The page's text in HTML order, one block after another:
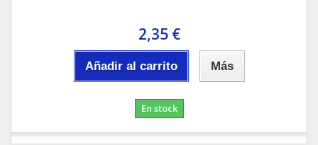
2,35 €
Añadir al carrito Más
En stock